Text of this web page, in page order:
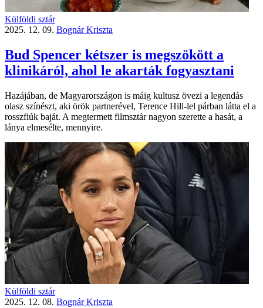
Külföldi sztár
2025. 12. 09. Bognár Kriszta
Bud Spencer kétszer is megszökött a
klinikáról, ahol le akarták fogyasztani
Hazájában, de Magyarországon is máig kultusz övezi a legendás
olasz színészt, aki örök partnerével, Terence Hill-lel párban látta el a
rosszfiúk baját. A megtermett filmsztár nagyon szerette a hasát, a
lánya elmesélte, mennyire.
Külföldi sztár
2025. 12. 08. Bognár Kriszta